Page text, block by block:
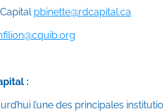
pbinette@rdcapital.ca
:
l’une des principales